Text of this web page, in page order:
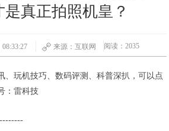
真正拍照机皇？
来源：互联网 阅读：2035
、玩机技巧、数码评测、科普深扒，可以点
：雷科技